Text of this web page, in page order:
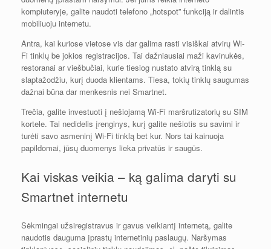
kompiuteryje, galite naudoti telefono „hotspot” funkciją ir dalintis
mobiliuoju internetu.
Antra, kai kuriose vietose vis dar galima rasti visiškai atvirų Wi-
Fi tinklų be jokios registracijos. Tai dažniausiai maži kavinukės,
restoranai ar viešbučiai, kurie tiesiog nustato atvirą tinklą su
slaptažodžiu, kurį duoda klientams. Tiesa, tokių tinklų saugumas
dažnai būna dar menkesnis nei Smartnet.
Trečia, galite investuoti į nešiojamą Wi-Fi maršrutizatorių su SIM
kortele. Tai nedidelis įrenginys, kurį galite nešiotis su savimi ir
turėti savo asmeninį Wi-Fi tinklą bet kur. Nors tai kainuoja
papildomai, jūsų duomenys lieka privatūs ir saugūs.
Kai viskas veikia – ką galima daryti su
Smartnet internetu
Sėkmingai užsiregistravus ir gavus veikiantį internetą, galite
naudotis dauguma įprastų internetinių paslaugų. Naršymas